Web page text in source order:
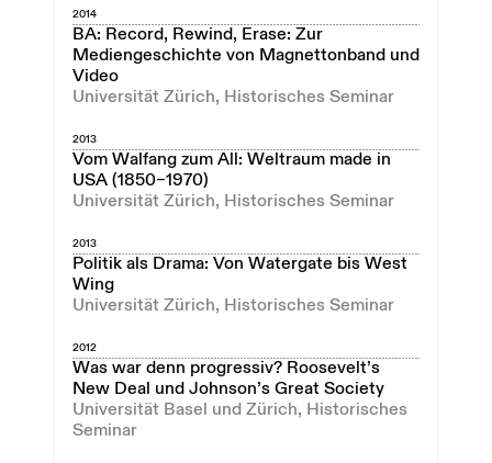
2014
BA: Record, Rewind, Erase: Zur
Mediengeschichte von Magnettonband und
Video
Universität Zürich, Historisches Seminar
2013
Vom Walfang zum All: Weltraum made in
USA (1850–1970)
Universität Zürich, Historisches Seminar
2013
Politik als Drama: Von Watergate bis West
Wing
Universität Zürich, Historisches Seminar
2012
Was war denn progressiv? Roosevelt’s
New Deal und Johnson’s Great Society
Universität Basel und Zürich, Historisches
Seminar